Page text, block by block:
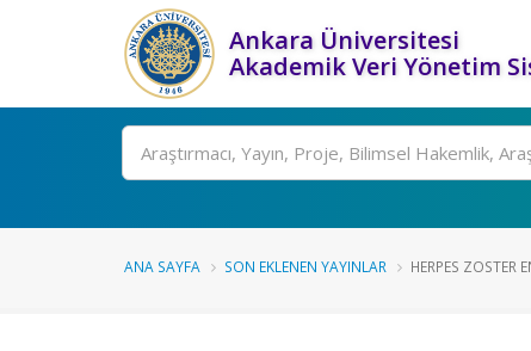
Ankara Üniversitesi
Akademik Veri Yönetim
Ara
ANA SAYFA SON EKLENEN YAYINLAR HERPES ZOSTER